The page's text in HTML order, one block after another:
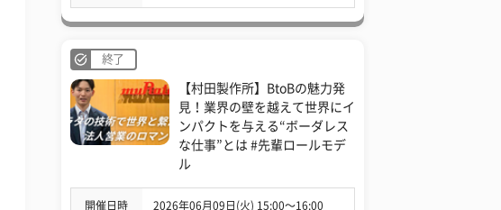
終了
【村田製作所】BtoBの魅力発
見！業界の壁を越えて世界にイ
ンパクトを与える“ボーダレス
な仕事”とは #先輩ロールモデ
ル
開催日時 2026年06月09日(火) 15:00〜16:00